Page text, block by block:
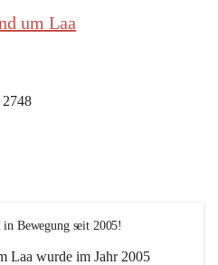
um Laa
Bewegung seit 2005!
Laa wurde im Jahr 2005